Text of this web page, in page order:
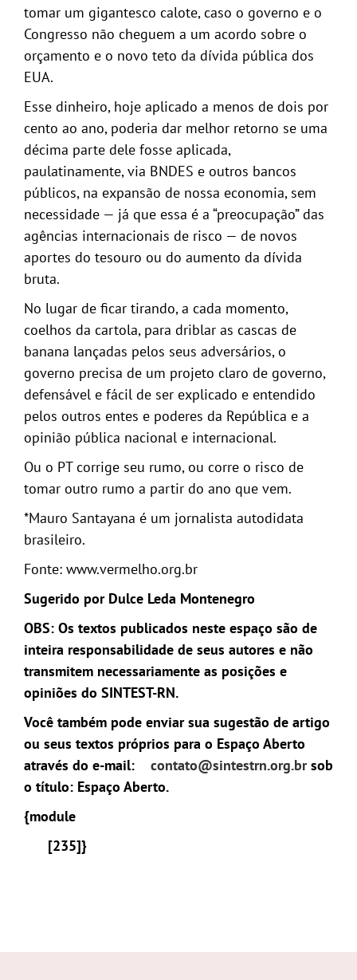
tomar um gigantesco calote, caso o governo e o
Congresso não cheguem a um acordo sobre o
orçamento e o novo teto da dívida pública dos
EUA.
Esse dinheiro, hoje aplicado a menos de dois por
cento ao ano, poderia dar melhor retorno se uma
décima parte dele fosse aplicada,
paulatinamente, via BNDES e outros bancos
públicos, na expansão de nossa economia, sem
necessidade — já que essa é a “preocupação” das
agências internacionais de risco — de novos
aportes do tesouro ou do aumento da dívida
bruta.
No lugar de ficar tirando, a cada momento,
coelhos da cartola, para driblar as cascas de
banana lançadas pelos seus adversários, o
governo precisa de um projeto claro de governo,
defensável e fácil de ser explicado e entendido
pelos outros entes e poderes da República e a
opinião pública nacional e internacional.
Ou o PT corrige seu rumo, ou corre o risco de
tomar outro rumo a partir do ano que vem.
*Mauro Santayana é um jornalista autodidata
brasileiro.
Fonte: www.vermelho.org.br
Sugerido por Dulce Leda Montenegro
OBS: Os textos publicados neste espaço são de
inteira responsabilidade de seus autores e não
transmitem necessariamente as posições e
opiniões do SINTEST-RN.
Você também pode enviar sua sugestão de artigo
ou seus textos próprios para o Espaço Aberto
através do e-mail: contato@sintestrn.org.brsob
o título: Espaço Aberto.
{module
[235]}